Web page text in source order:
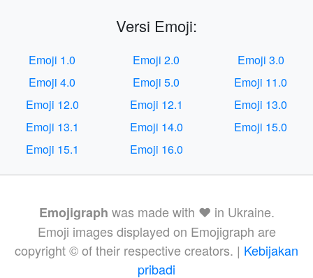
Versi Emoji:
Emoji 1.0 Emoji 2.0
Emoji 3.0
Emoji 4.0
Emoji 5.0
Emoji 11.0
Emoji 12.0
Emoji 12.1
Emoji 13.0
Emoji 13.1
Emoji 14.0
Emoji 15.0
Emoji 15.1
Emoji 16.0
Emojigraph was made with ❤️ in Ukraine.
Emoji images displayed on Emojigraph are
copyright © of their respective creators. | Kebijakan
pribadi